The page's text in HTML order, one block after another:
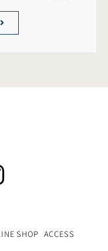
SHOP ACCESS